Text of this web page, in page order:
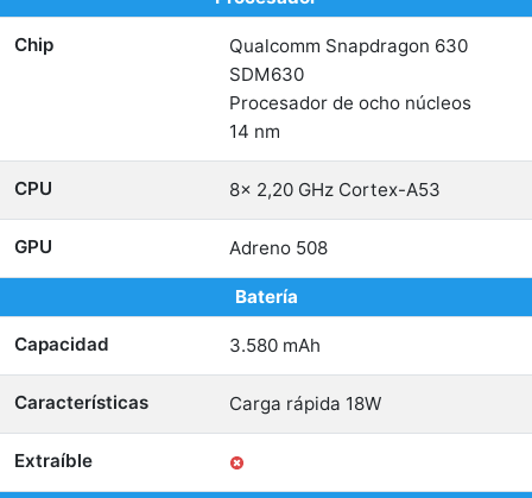
Chip
Qualcomm Snapdragon 630
SDM630
Procesador de ocho núcleos
14 nm
CPU 8x 2,20 GHz Cortex-A53
GPU Adreno 508
Batería
Capacidad 3.580 mAh
Características Carga rápida 18W
Extraíble